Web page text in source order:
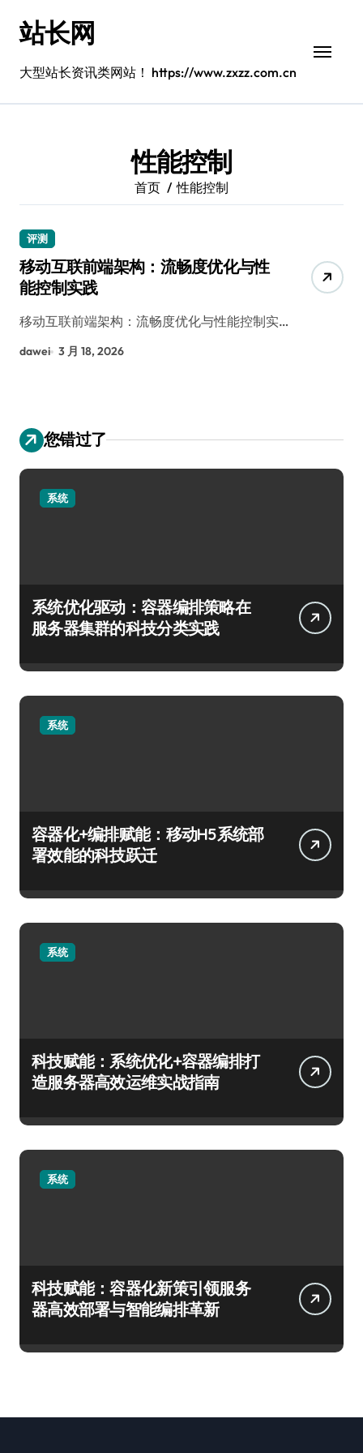
站长网
大型站长资讯类网站！ https://www.zxzz.com.cn
性能控制
首页 性能控制
评测
移动互联前端架构：流畅度优化与性
能控制实践
移动互联前端架构：流畅度优化与性能控制实…
dawei 3 月 18, 2026
您错过了
系统
系统优化驱动：容器编排策略在
服务器集群的科技分类实践
系统
容器化+编排赋能：移动H5系统部
署效能的科技跃迁
系统
科技赋能：系统优化+容器编排打
造服务器高效运维实战指南
系统
科技赋能：容器化新策引领服务
器高效部署与智能编排革新